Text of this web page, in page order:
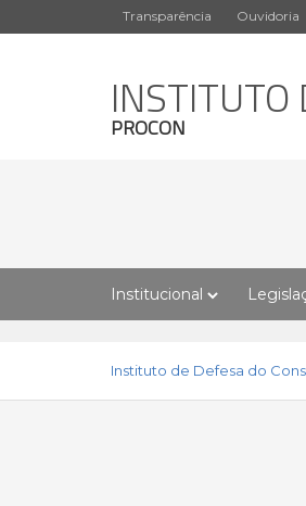
Transparência Ouvidoria
INSTITUTO
PROCON
Institucional
Instituto de Defesa do